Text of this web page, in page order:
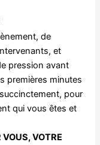
de
et
pression avant
premières minutes
pour
qui vous êtes et
VOUS, VOTRE